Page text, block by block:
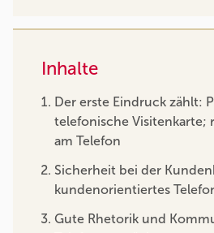
Inhalte
Der erste Eindruck zählt:
telefonische Visitenkarte;
am Telefon
Sicherheit bei der
kundenorientiertes
Gute Rhetorik und